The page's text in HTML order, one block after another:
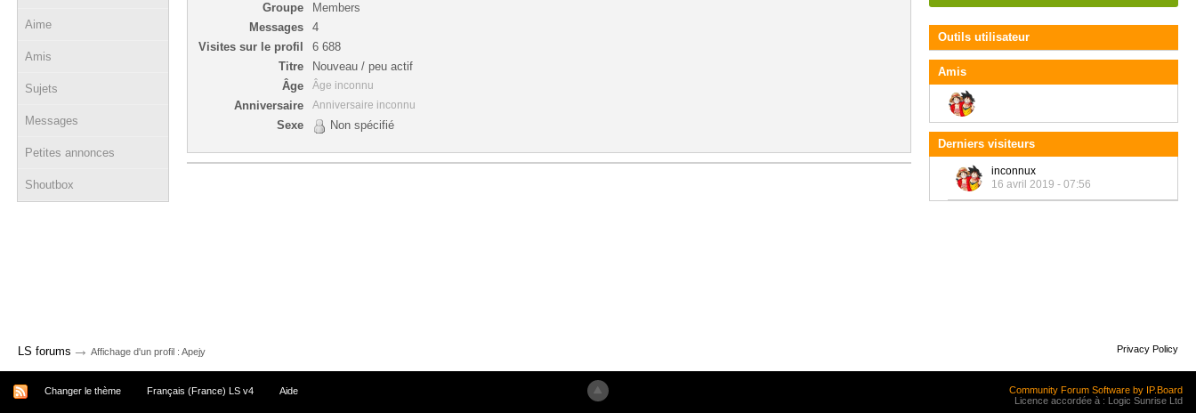
Aime
Amis
Sujets
Messages
Petites annonces
Shoutbox
Groupe
Members
Messages
4
Visites sur le profil
6 688
Titre
Nouveau / peu actif
Âge
Âge inconnu
Anniversaire Anniversaire inconnu
Sexe Non spécifié
Outils utilisateur
Amis
Derniers visiteurs
inconnux
16 avril 2019 - 07:56
LS forums → Affichage d'un profil : Apejy Privacy Policy
Changer le thème Français (France) LS v4 Aide
Community Forum Software by IP.Board
Licence accordée à : Logic Sunrise Ltd